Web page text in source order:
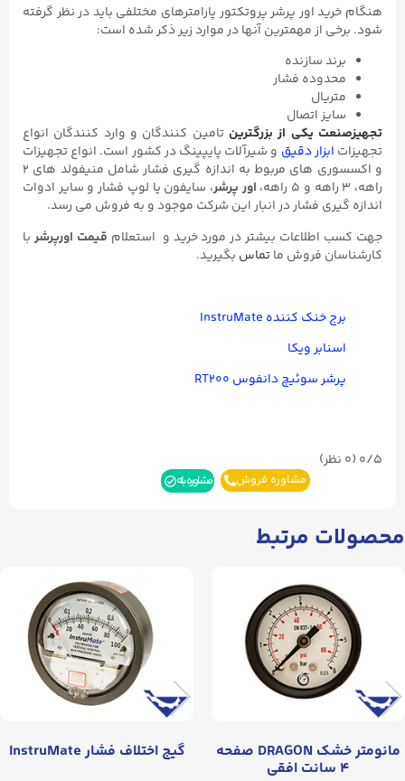
هنگام خرید اور پرشر پروتکتور پارامترهای مختلفی باید در نظر گرفته
شود. برخی از مهمترین آنها در موارد زیر ذکر شده است:
برند سازنده
محدوده فشار
متریال
سایز اتصال
تجهیزصنعت یکی از بزرگترینتامین کنندگان و وارد کنندگان انواع
تجهیزات ابزار دقیق و شیرآلات پایپینگ در کشور است. انواع تجهیزات
و اکسسوری های مربوط به اندازه گیری فشار شامل منیفولد های ۲
راهه، ۳ راهه و ۵ راهه،
اور پرشر، سایفون یا لوپ فشار و سایر ادوات
اندازه گیری فشار در انبار این شرکت موجود و به فروش می رسد.
جهت کسب اطلاعات بیشتر در مورد خرید و استعلام قیمت اورپرشر با
کارشناسان فروش ماتماس بگیرید.
برج خنک کننده InstruMate
اسنابر ویکا
پرشر سوئیچ دانفوس RT۲۰۰
0/5 (۰ نظر)
مشاوره فروش مشاوره بله
محصولات مرتبط
مانومتر خشک DRAGON صفحه
۴ سانت افقی
گیج اختلاف فشار InstruMate